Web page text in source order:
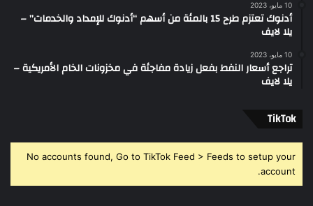
10 مايو، 2023
أدنوك تعتزم طرح 15 بالمئة من أسهم “أدنوك للإمداد والخدمات” –
يلا لايف
10 مايو، 2023
تراجع أسعار النفط بفعل زيادة مفاجئة في مخزونات الخام الأمريكية –
يلا لايف
‫TikTok
No accounts found, Go to TikTok Feed > Feeds to setup your
account.